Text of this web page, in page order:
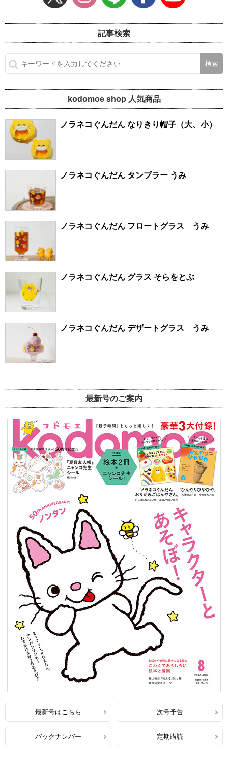
記事検索
kodomoe shop 人気商品
ノラネコぐんだん なりきり帽子（大、小）
ノラネコぐんだん タンブラー うみ
ノラネコぐんだん フロートグラス うみ
ノラネコぐんだん グラス そらをとぶ
ノラネコぐんだん デザートグラス うみ
最新号のご案内
最新号はこちら 次号予告
バックナンバー 定期購読